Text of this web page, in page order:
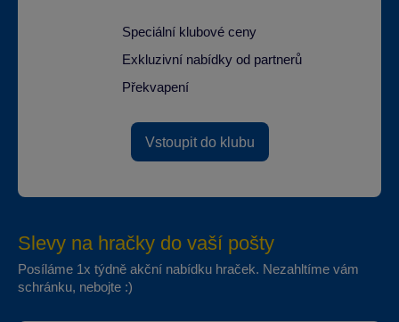
Speciální klubové ceny
Exkluzivní nabídky od partnerů
Překvapení
Vstoupit do klubu
Slevy na hračky do vaší pošty
Posíláme 1x týdně akční nabídku hraček. Nezahltíme vám
schránku, nebojte :)